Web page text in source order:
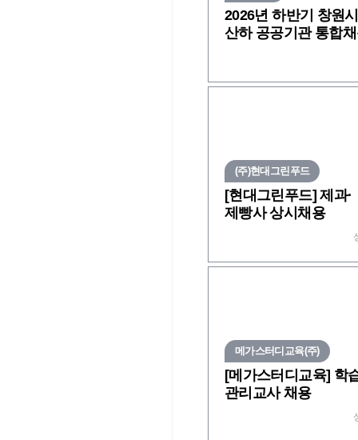
2026년 하반기 창원시
산하 공공기관 통합
(주)현대그린푸드
[현대그린푸드] 제과·
제빵사 상시채용
메가스터디교육(주)
[메가스터디교육] 학
관리교사 채용